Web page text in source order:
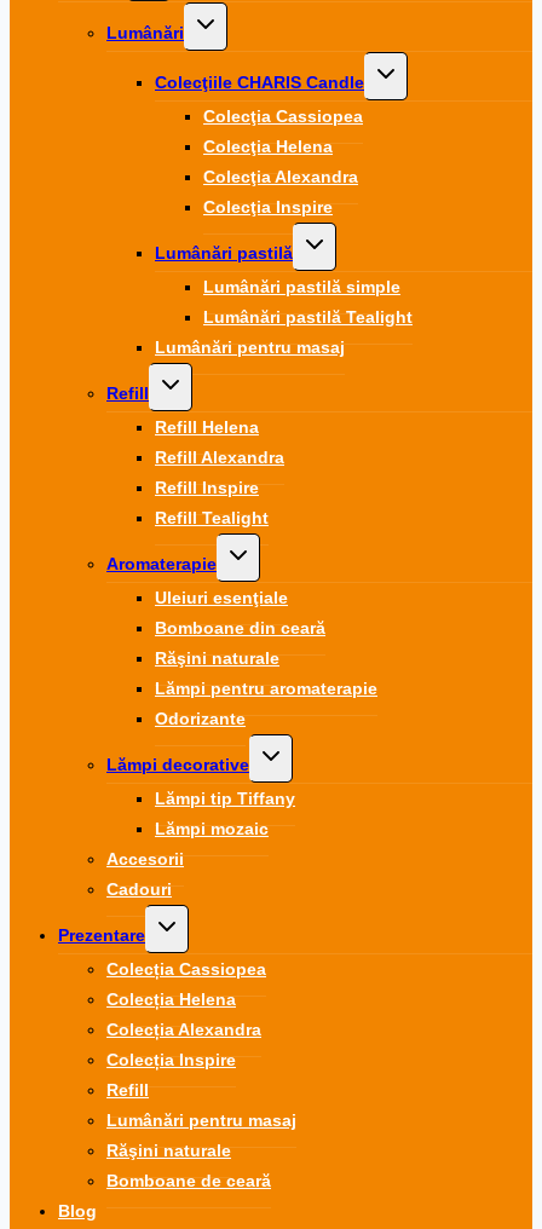
Lumânări
Toggle
child
Colecţiile CHARIS Candle
Toggle
child
Colecţia Cassiopea
Colecţia Helena
Colecţia Alexandra
Colecţia Inspire
Lumânări pastilă
Toggle
child
menu
Lumânări pastilă simple
Lumânări pastilă Tealight
Lumânări pentru masaj
Refill
Toggle
child
menu
Refill Helena
Refill Alexandra
Refill Inspire
Refill Tealight
Aromaterapie
Toggle
child
menu
Uleiuri esenţiale
Bomboane din ceară
Răşini naturale
Lămpi pentru aromaterapie
Odorizante
Lămpi decorative
Toggle
child
menu
Lămpi tip Tiffany
Lămpi mozaic
Accesorii
Cadouri
Prezentare
Toggle
child
menu
Colecția Cassiopea
Colecția Helena
Colecția Alexandra
Colecția Inspire
Refill
Lumânări pentru masaj
Răşini naturale
Bomboane de ceară
Blog